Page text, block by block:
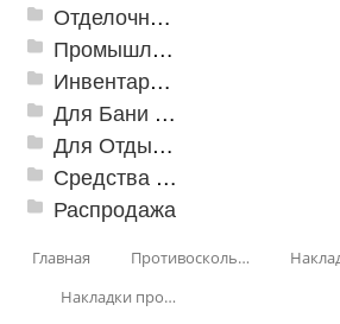
Отделочные профили
Промышленный текстиль
Инвентарь для клининга
Для Бани и Сауны
Для Отдыха и Пикника
Средства от насекомых и садовых вредителей
Распродажа
Главная Противоскользящая защита для лестниц, профили, ленты
Накладки противоскользящие из каучука